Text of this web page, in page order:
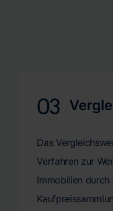
03
Das
Verfahren zur
Immobilien